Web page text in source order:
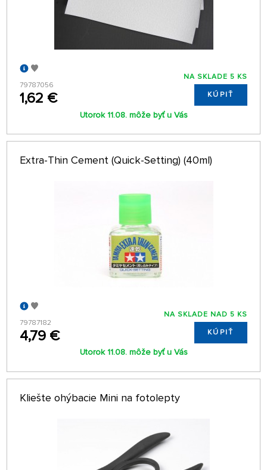
79787056
1,62 €
NA SKLADE 5 KS
KÚPIŤ
Utorok 11.08. môže byť u Vás
Extra-Thin Cement (Quick-Setting) (40ml)
79787182
4,79 €
NA SKLADE NAD 5 KS
KÚPIŤ
Utorok 11.08. môže byť u Vás
Kliešte ohýbacie Mini na fotolepty